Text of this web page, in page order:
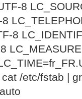
8
8
/etc/fstab |